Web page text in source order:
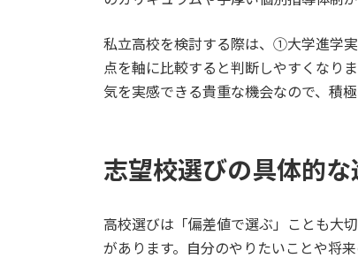
私立高校を検討する際は、①大学進学
点を軸に比較すると判断しやすくなり
気を実感できる貴重な機会なので、積
志望校選びの具体的な
高校選びは「偏差値で選ぶ」ことも大
があります。自分のやりたいことや将